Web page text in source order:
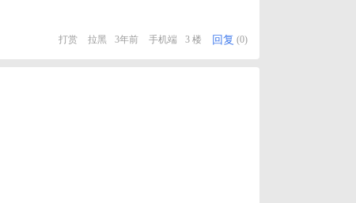
打赏 拉黑 3年前 手机端 3 楼 回复 (0)